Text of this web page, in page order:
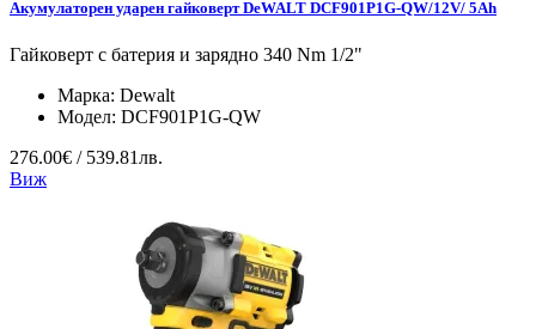
Акумулаторен ударен гайковерт DeWALT DCF901P1G-QW/12V/ 5Ah
Гайковерт с батерия и зарядно 340 Nm 1/2"
Марка: Dewalt
Модел: DCF901P1G-QW
276.00€ / 539.81лв.
Виж